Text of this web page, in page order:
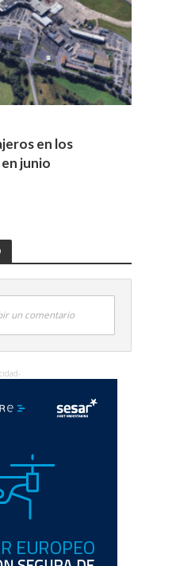
en los
junio
un comentario